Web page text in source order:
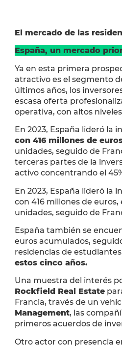
El mercado de las
España, un mercado
Ya en esta primera
atractivo es el segmento
últimos años, los
escasa oferta
operativa, con altos
En 2023, España lideró la
con 416 millones de
unidades, seguido de
terceras partes de la
activo concentrando el
En 2023, España lideró la
con 416 millones de
unidades, seguido de
España también se
euros acumulados,
residencias de
estos cinco años.
Una muestra del interés
Rockfield Real Estate
Francia, través de un
Management, las
primeros acuerdos de
Otro actor con presencia